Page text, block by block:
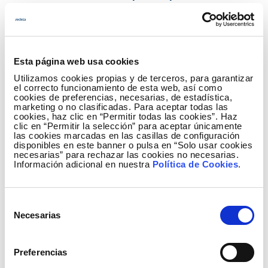
Esta página web usa cookies
Utilizamos cookies propias y de terceros, para garantizar
el correcto funcionamiento de esta web, así como
cookies de preferencias, necesarias, de estadística,
marketing o no clasificadas. Para aceptar todas las
cookies, haz clic en “Permitir todas las cookies”. Haz
clic en “Permitir la selección” para aceptar únicamente
las cookies marcadas en las casillas de configuración
disponibles en este banner o pulsa en “Solo usar cookies
necesarias” para rechazar las cookies no necesarias.
Información adicional en nuestra Política de Cookies.
Necesarias
Preferencias
Las inversiones de Redeia de enero a diciembre han
representa un incremento de casi el 80% frente a
2021. La evolución de este importe viene marcada
por la buena marcha de la inversión en la gestión y
operación de activos eléctricos en España, que en
2022 ha sido un 25% mayor: 532 millones de euros.
En este capítulo, destaca especialmente el esfuerzo
inversor destinado a la ejecución de proyectos
transición ecológica. En concreto, en los últimos
meses Red Eléctrica ha culminado el tendido
servicio el eje eléctrico Caparacena – Baza en la